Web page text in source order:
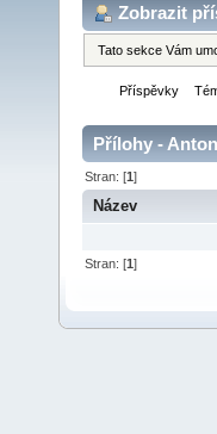
Zobrazit
Tato sekce Vám
Příspěvky
Přílohy -
Stran: [1]
Název
Stran: [1]